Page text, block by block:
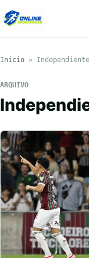
Início »
ARQUIVO